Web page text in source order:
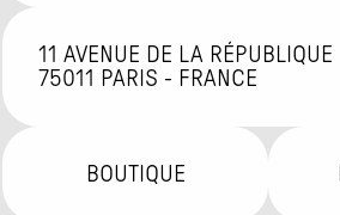
11 AVENUE DE LA RÉPUBLIQUE
75011 PARIS - FRANCE
BOUTIQUE